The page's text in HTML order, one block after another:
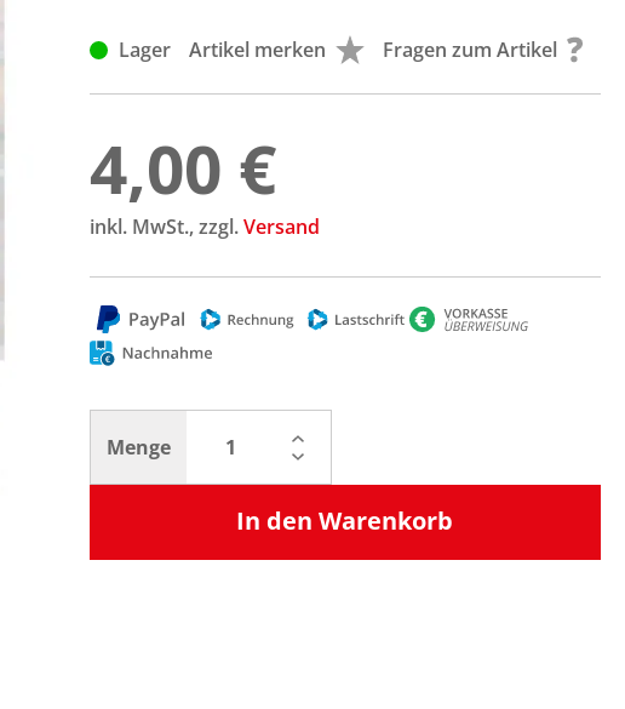
Lager Artikel merken Fragen zum Artikel
4,00 €
inkl. MwSt., zzgl.Versand
Menge
In den Warenkorb